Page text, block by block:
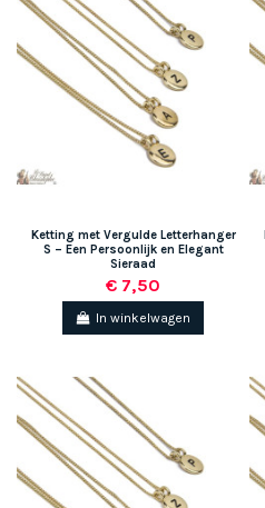
Ketting met Vergulde Letterhanger
S – Een Persoonlijk en Elegant
Sieraad
€ 7,50
In winkelwagen